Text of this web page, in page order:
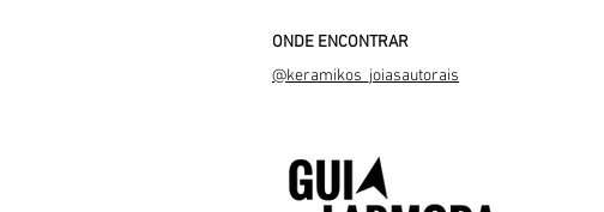
ONDE ENCONTRAR
@keramikos_joiasautorais